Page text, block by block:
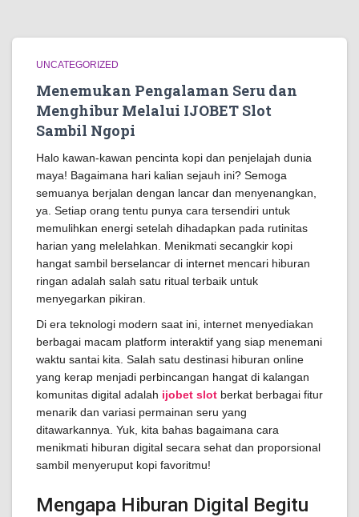
UNCATEGORIZED
Menemukan Pengalaman Seru dan
Menghibur Melalui IJOBET Slot
Sambil Ngopi
Halo kawan-kawan pencinta kopi dan penjelajah dunia
maya! Bagaimana hari kalian sejauh ini? Semoga
semuanya berjalan dengan lancar dan menyenangkan,
ya. Setiap orang tentu punya cara tersendiri untuk
memulihkan energi setelah dihadapkan pada rutinitas
harian yang melelahkan. Menikmati secangkir kopi
hangat sambil berselancar di internet mencari hiburan
ringan adalah salah satu ritual terbaik untuk
menyegarkan pikiran.
Di era teknologi modern saat ini, internet menyediakan
berbagai macam platform interaktif yang siap menemani
waktu santai kita. Salah satu destinasi hiburan online
yang kerap menjadi perbincangan hangat di kalangan
komunitas digital adalah ijobet slot berkat berbagai fitur
menarik dan variasi permainan seru yang
ditawarkannya. Yuk, kita bahas bagaimana cara
menikmati hiburan digital secara sehat dan proporsional
sambil menyeruput kopi favoritmu!
Mengapa Hiburan Digital Begitu